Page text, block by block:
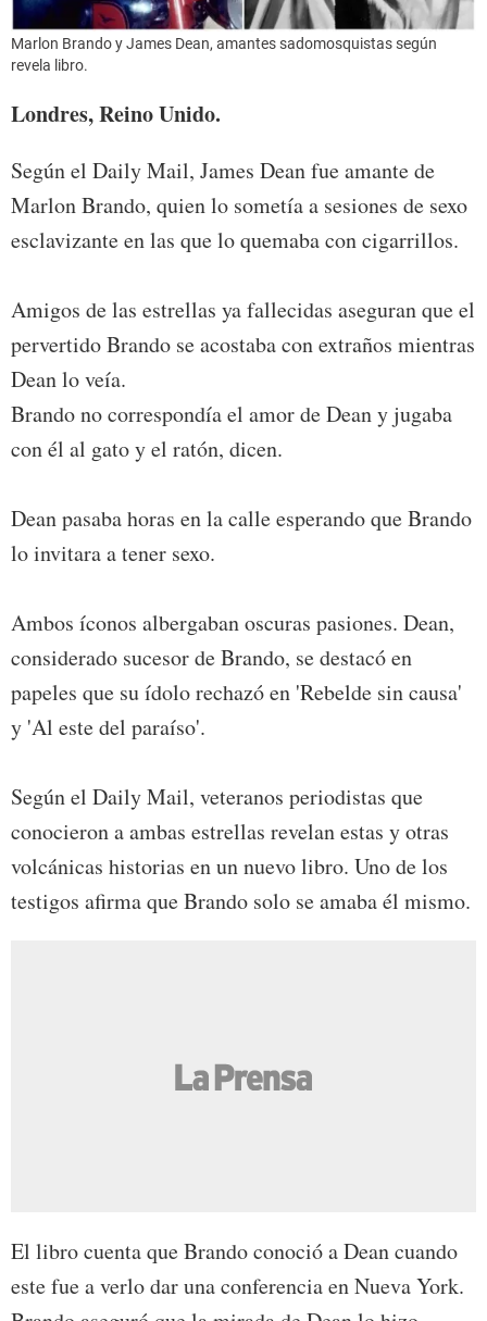
Marlon Brando y James Dean, amantes sadomosquistas según
revela libro.
Londres, Reino Unido.
Según el Daily Mail, James Dean fue amante de
Marlon Brando, quien lo sometía a sesiones de sexo
esclavizante en las que lo quemaba con cigarrillos.
Amigos de las estrellas ya fallecidas aseguran que el
pervertido Brando se acostaba con extraños mientras
Dean lo veía.
Brando no correspondía el amor de Dean y jugaba
con él al gato y el ratón, dicen.
Dean pasaba horas en la calle esperando que Brando
lo invitara a tener sexo.
Ambos íconos albergaban oscuras pasiones. Dean,
considerado sucesor de Brando, se destacó en
papeles que su ídolo rechazó en 'Rebelde sin causa'
y 'Al este del paraíso'.
Según el Daily Mail, veteranos periodistas que
conocieron a ambas estrellas revelan estas y otras
volcánicas historias en un nuevo libro. Uno de los
testigos afirma que Brando solo se amaba él mismo.
El libro cuenta que Brando conoció a Dean cuando
este fue a verlo dar una conferencia en Nueva York.